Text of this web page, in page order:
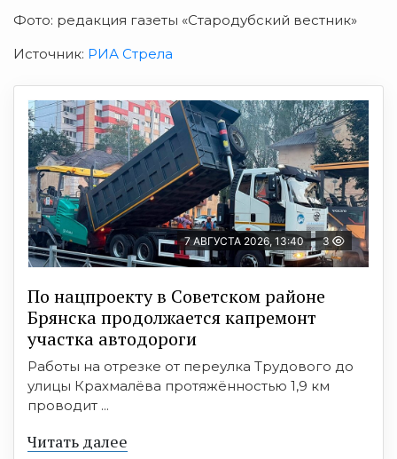
Фото: редакция газеты «Стародубский вестник»
Источник: РИА Стрела
7 АВГУСТА 2026, 13:40 3
По нацпроекту в Советском районе
Брянска продолжается капремонт
участка автодороги
Работы на отрезке от переулка Трудового до
улицы Крахмалёва протяжённостью 1,9 км
проводит ...
Читать далее